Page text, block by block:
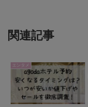
関連記事
エンタメ